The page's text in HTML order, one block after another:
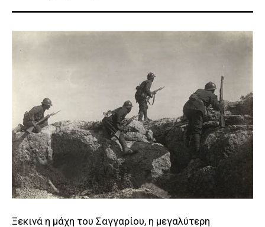
Ξεκινά η μάχη του Σαγγαρίου, η μεγαλύτερη